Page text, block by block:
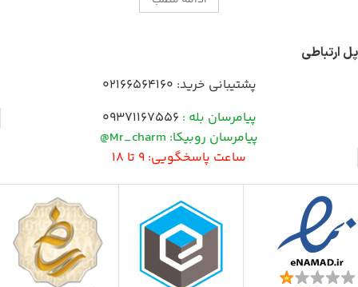
پل ارتباطی
پشتیبانی خرید: 02166564160
پیامرسان بله : 09371167556
پیامرسان روبیکا: Mr_charm@
ساعت پاسخگویی: 9 تا 18